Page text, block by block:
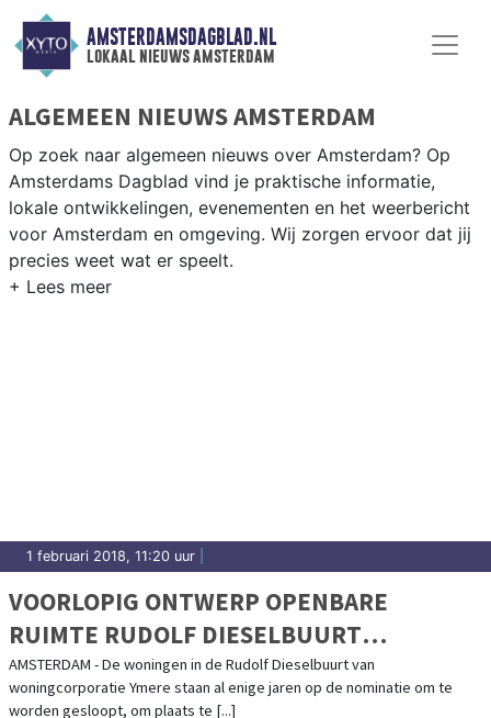
AMSTERDAMSDAGBLAD.NL
lokaal nieuws amsterdam
ALGEMEEN NIEUWS AMSTERDAM
Op zoek naar algemeen nieuws over Amsterdam? Op
Amsterdams Dagblad vind je praktische informatie,
lokale ontwikkelingen, evenementen en het weerbericht
voor Amsterdam en omgeving. Wij zorgen ervoor dat jij
precies weet wat er speelt.
1 februari 2018, 11:20 uur
VOORLOPIG ONTWERP OPENBARE
RUIMTE RUDOLF DIESELBUURT
VRIJGEGEVEN VOOR INSPRAAK
AMSTERDAM - De woningen in de Rudolf Dieselbuurt van
woningcorporatie Ymere staan al enige jaren op de nominatie om te
worden gesloopt, om plaats te [...]